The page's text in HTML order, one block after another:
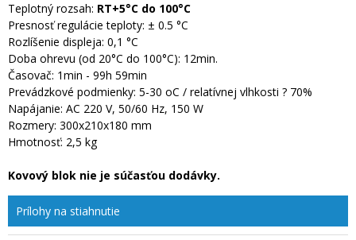
Teplotný rozsah: RT+5°C do 100°C
Presnosť regulácie teploty: ± 0.5 °C
Rozlíšenie displeja: 0,1 °C
Doba ohrevu (od 20°C do 100°C): 12min.
Časovač: 1min - 99h 59min
Prevádzkové podmienky: 5-30 oC / relatívnej vlhkosti ? 70%
Napájanie: AC 220 V, 50/60 Hz, 150 W
Rozmery: 300x210x180 mm
Hmotnosť: 2,5 kg
Kovový blok nie je súčasťou dodávky.
Prílohy na stiahnutie